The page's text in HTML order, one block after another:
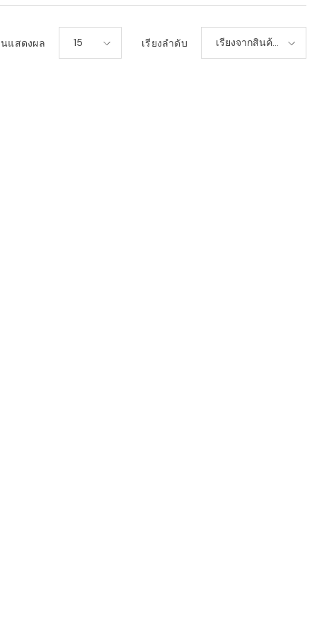
แสดงผล 15 เรียงลำดับ
เรียงจากสินค้า
ใหม่-เก่า